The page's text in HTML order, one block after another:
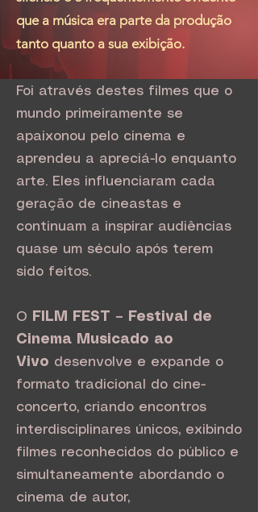
que a música era parte da produção
tanto quanto a sua exibição.
Foi através destes filmes que o
mundo primeiramente se
apaixonou pelo cinema e
aprendeu a apreciá-lo enquanto
arte. Eles influenciaram cada
geração de cineastas e
continuam a inspirar audiências
quase um século após terem
sido feitos.
O
FILM FEST – Festival de
Cinema Musicado ao
Vivo desenvolve e expande o
formato tradicional do cine-
concerto, criando encontros
interdisciplinares únicos, exibindo
filmes reconhecidos do público e
simultaneamente abordando o
cinema de autor,